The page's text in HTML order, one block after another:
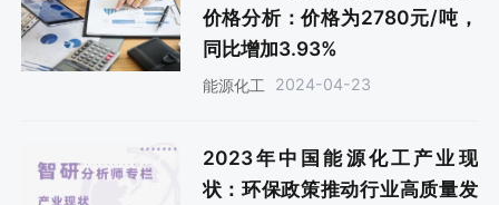
价格分析：价格为2780元/吨，
同比增加3.93%
能源化工 2024-04-23
2023年中国能源化工产业现
状：环保政策推动行业高质量发